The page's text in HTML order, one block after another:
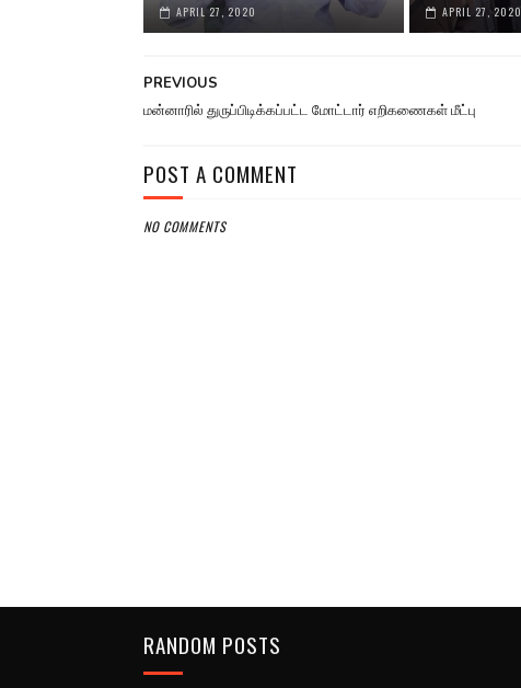
APRIL 27, 2020 APRIL 27, 2020
PREVIOUS
மன்னாரில் துருப்பிடிக்கப்பட்ட மோட்டார் எறிகணைகள் மீட்பு
POST A COMMENT
NO COMMENTS
RANDOM POSTS